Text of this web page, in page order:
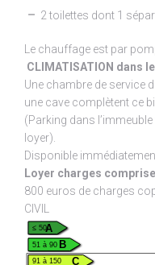
2 toilettes dont 1
Le chauffage est par
CLIMATISATION dans
Une chambre de service
une cave complètent ce
(Parking dans
loyer).
Disponible
Loyer charges
800 euros de charges
CIVIL
A
≤ 50
B
51 à 90
C
91 à 150